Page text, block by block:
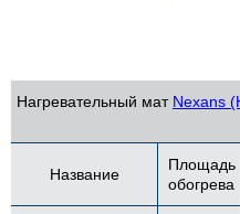
Нагревательный мат Nexans
Название
Площадь
обогрева